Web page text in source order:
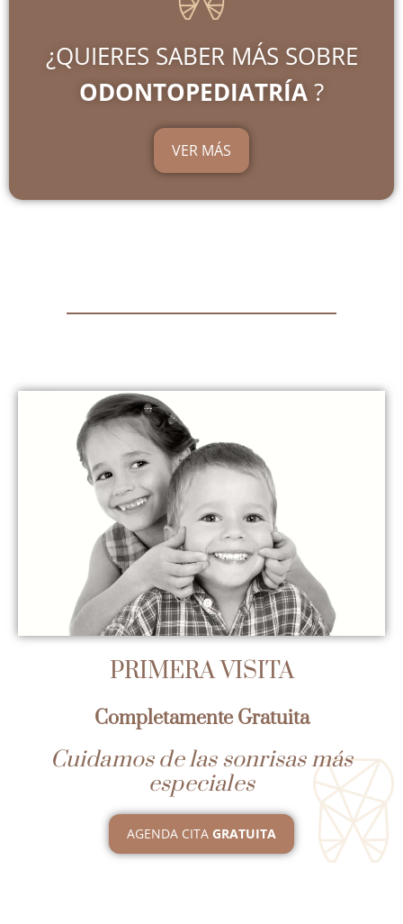
¿QUIERES SABER MÁS SOBRE
ODONTOPEDIATRÍA?
VER MÁS
PRIMERA VISITA
Completamente Gratuita
Cuidamos de las sonrisas más
especiales
AGENDA CITA GRATUITA